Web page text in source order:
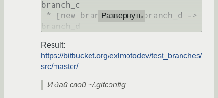
branch_c
Развернуть
Result:
https://bitbucket.org/exlmotodev/test_branches/
src/master/
И дай свой ~/.gitconfig